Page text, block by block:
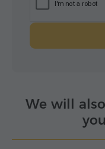
We will